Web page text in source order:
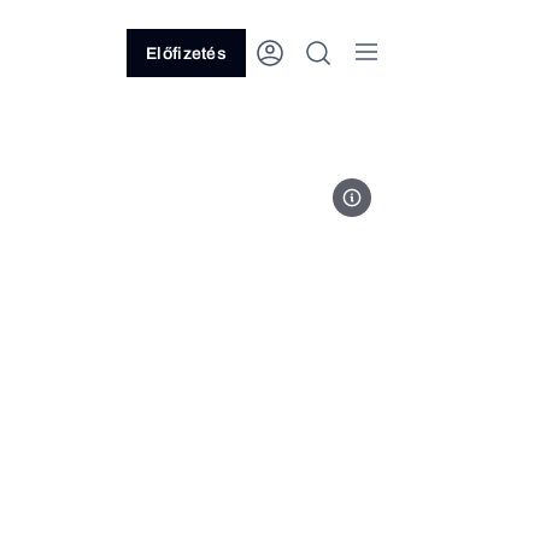
Előfizetés
Fotó: Netflix